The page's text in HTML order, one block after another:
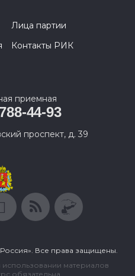
Лица партии
Контакты РИК
приемная
44-93
проспект, д. 39
Все права защищены.
материалов
обязательна.